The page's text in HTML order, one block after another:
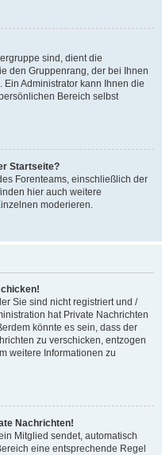
sind, dient die
den Gruppenrang, der bei Ihnen
Administrator kann Ihnen die
Bereich selbst
Startseite?
Forenteams, einschließlich der
hier auch weitere
moderieren.
Sie sind nicht registriert und /
hat Private Nachrichten
könnte es sein, dass der
zu verschicken, entzogen
weitere Informationen zu
Nachrichten!
Mitglied sendet, automatisch
eine entsprechende Regel